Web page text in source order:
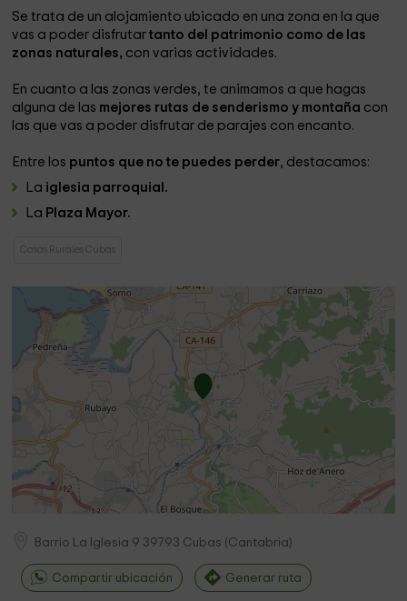
Se trata de un alojamiento ubicado en una zona en la que
vas a poder disfrutar tanto del patrimonio como de las
zonas naturales, con varias actividades.
En cuanto a las zonas verdes, te animamos a que hagas
alguna de las mejores rutas de senderismo y montaña con
las que vas a poder disfrutar de parajes con encanto.
Entre los puntos que no te puedes perder, destacamos:
La iglesia parroquial.
La Plaza Mayor.
Casas Rurales Cubas
Barrio La Iglesia 9 39793 Cubas (Cantabria)
Compartir ubicación Generar ruta